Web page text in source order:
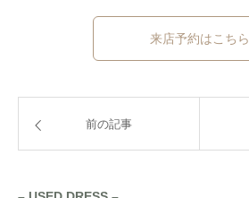
来店予約はこちら
前の記事